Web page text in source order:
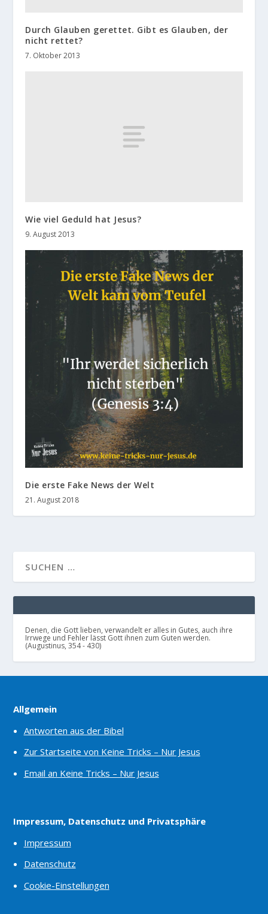
Durch Glauben gerettet. Gibt es Glauben, der
nicht rettet?
7. Oktober 2013
Wie viel Geduld hat Jesus?
9. August 2013
Die erste Fake News der Welt
21. August 2018
Denen, die Gott lieben, verwandelt er alles in Gutes, auch ihre
Irrwege und Fehler lässt Gott ihnen zum Guten werden.
(Augustinus, 354 - 430)
Allgemein
Antworten aus der Bibel
Zur Startseite von Keine Tricks – Nur Jesus
Email an Keine Tricks – Nur Jesus
Impressum, Datenschutz und Privatsphäre
Impressum
Datenschutz
Cookie-Einstellungen